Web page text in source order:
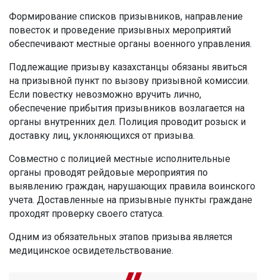
Формирование списков призывников, направление
повесток и проведение призывных мероприятий
обеспечивают местные органы военного управления.
Подлежащие призыву казахстанцы обязаны явиться
на призывной пункт по вызову призывной комиссии.
Если повестку невозможно вручить лично,
обеспечение прибытия призывников возлагается на
органы внутренних дел. Полиция проводит розыск и
доставку лиц, уклоняющихся от призыва.
Совместно с полицией местные исполнительные
органы проводят рейдовые мероприятия по
выявлению граждан, нарушающих правила воинского
учета. Доставленные на призывные пункты граждане
проходят проверку своего статуса.
Одним из обязательных этапов призыва является
медицинское освидетельствование.